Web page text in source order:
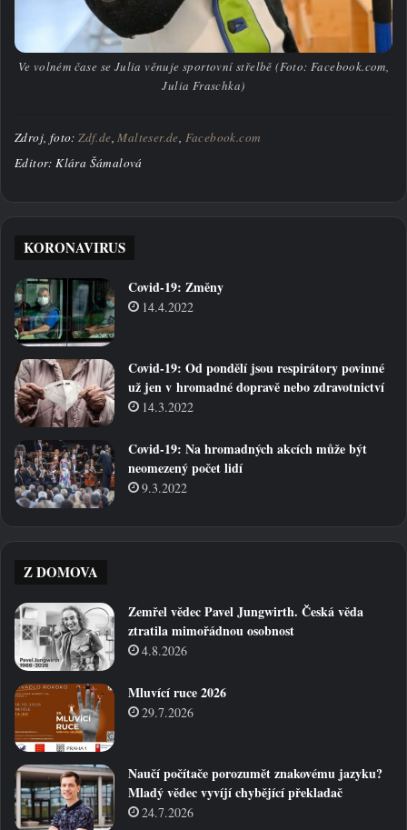
Ve volném čase se Julia věnuje sportovní střelbě (Foto: Facebook.com,
Julia Fraschka)
Zdroj, foto:Zdf.de,Malteser.de, Facebook.com
Editor: Klára Šámalová
KORONAVIRUS
Covid-19: Změny
14.4.2022
Covid-19: Od pondělí jsou respirátory povinné
už jen v hromadné dopravě nebo zdravotnictví
14.3.2022
Covid-19: Na hromadných akcích může být
neomezený počet lidí
9.3.2022
Z DOMOVA
Zemřel vědec Pavel Jungwirth. Česká věda
ztratila mimořádnou osobnost
4.8.2026
Mluvící ruce 2026
29.7.2026
Naučí počítače porozumět znakovému jazyku?
Mladý vědec vyvíjí chybějící překladač
24.7.2026